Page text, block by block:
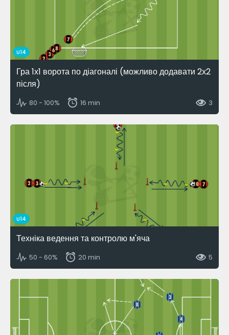
U14
Гра 1х1 ворота по діагоналі (можливо додавати 2х2
після)
80 - 100% 16 min 3
U14
Техніка ведення та контролю м'яча
50 - 60% 20 min 5